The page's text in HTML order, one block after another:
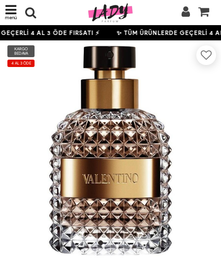
menü
4AL 3 ÖDE FIRSATI ⚡ ✨ TÜM ÜRÜNLERDE GEÇERLİ4AL
KARGO
BEDAVA
4 AL 3 ÖDE